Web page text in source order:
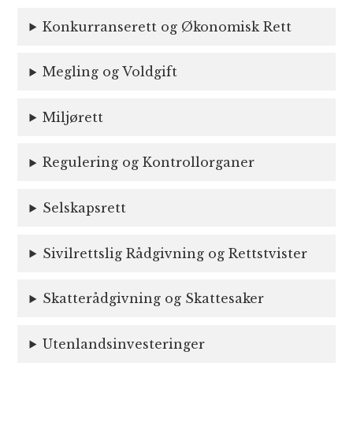
Konkurranserett og Økonomisk Rett
Megling og Voldgift
Miljørett
Regulering og Kontrollorganer
Selskapsrett
Sivilrettslig Rådgivning og Rettstvister
Skatterådgivning og Skattesaker
Utenlandsinvesteringer